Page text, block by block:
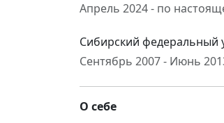
Апрель 2024 - по
Сибирский федеральный
Сентябрь 2007 - Июнь
О себе